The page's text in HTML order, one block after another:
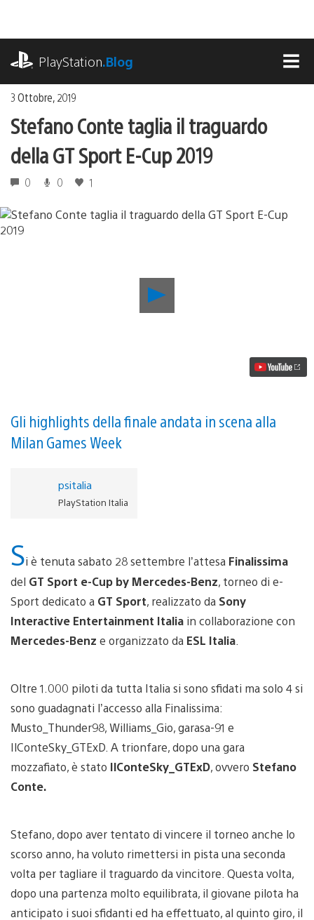
contenuto
PlayStation.Blog
3 Ottobre, 2019
Stefano Conte taglia il traguardo
della GT Sport E-Cup 2019
0 0 1
Riproduci
Stefano
E-
Cup
Gli highlights della finale andata in scena alla
Milan Games Week
psitalia
PlayStation Italia
Si è tenuta sabato 28 settembre l’attesa Finalissima
del GT Sport e-Cup by Mercedes-Benz, torneo di e-
Sport dedicato a GT Sport, realizzato da Sony
Interactive Entertainment Italia in collaborazione con
Mercedes-Benz e organizzato da ESL Italia
Oltre 1.000 piloti da tutta Italia si sono sfidati ma solo 4 si
sono guadagnati l’accesso alla Finalissima:
Musto_Thunder98, Williams_Gio, garasa-91 e
IlConteSky_GTExD. A trionfare, dopo una gara
mozzafiato, è stato IlConteSky_GTExD, ovvero Stefano
Conte.
Stefano, dopo aver tentato di vincere il torneo anche lo
scorso anno, ha voluto rimettersi in pista una seconda
volta per tagliare il traguardo da vincitore. Questa volta,
dopo una partenza molto equilibrata, il giovane pilota ha
anticipato i suoi sfidanti ed ha effettuato, al quinto giro, il